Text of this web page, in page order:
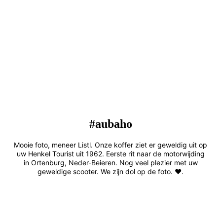
#aubaho
Mooie foto, meneer Listl. Onze koffer ziet er geweldig uit op
uw Henkel Tourist uit 1962. Eerste rit naar de motorwijding
in Ortenburg, Neder-Beieren. Nog veel plezier met uw
geweldige scooter. We zijn dol op de foto. ❤️.